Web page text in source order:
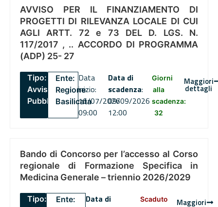
AVVISO PER IL FINANZIAMENTO DI
PROGETTI DI RILEVANZA LOCALE DI CUI
AGLI ARTT. 72 e 73 DEL D. LGS. N.
117/2017 , .. ACCORDO DI PROGRAMMA
(ADP) 25- 27
Tipo:
Avviso
Pubblico
Ente:
Regione
Basilicata
Data
inizio:
16/07/2026
09:00
Data di
scadenza:
09/09/2026
12:00
Giorni
alla
scadenza:
32
Maggiori
dettagli
Bando di Concorso per l’accesso al Corso
regionale di Formazione Specifica in
Medicina Generale – triennio 2026/2029
Tipo:
Ente:
Data di
Scaduto
Maggiori